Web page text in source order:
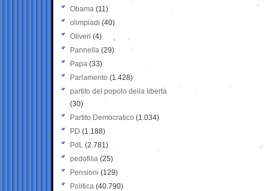
Obama (11)
olimpiadi (40)
Oliveri (4)
Pannella (29)
Papa (33)
Parlamento (1.428)
partito del popolo della libertà
(30)
Partito Democratico (1.034)
PD (1.188)
PdL (2.781)
pedofilia (25)
Pensioni (129)
Politica (40.790)